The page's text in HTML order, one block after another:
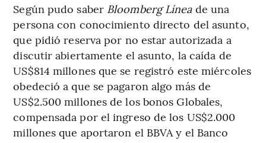
Según pudo saber Bloomberg Líneade una
persona con conocimiento directo del asunto,
que pidió reserva por no estar autorizada a
discutir abiertamente el asunto, la caída de
US$814 millones que se registró este miércoles
obedeció a que se pagaron algo más de
US$2.500 millones de los bonos Globales,
compensada por el ingreso de los US$2.000
millones que aportaron el BBVA y el Banco